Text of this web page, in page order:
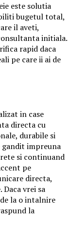
este solutia
bugetul total,
il aveti,
initiala.
rapid daca
pe care ii ai de
in case
directa cu
durabile si
gandit impreuna
si continuand
pe
directa,
vrei sa
la o intalnire
la